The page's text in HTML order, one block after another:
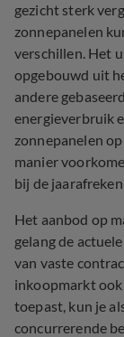
gezicht sterk
zonnepanelen
verschillen. Het
opgebouwd uit
andere
energieverbruik
zonnepanelen
manier
bij de
Het aanbod op
gelang de
van vaste
inkoopmarkt
toepast, kun je
concurrerende